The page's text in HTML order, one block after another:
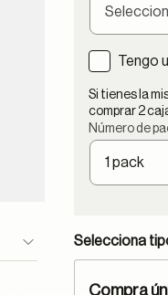
Tengo
Si tienes la
comprar 2
Número de
Selecciona
Compra